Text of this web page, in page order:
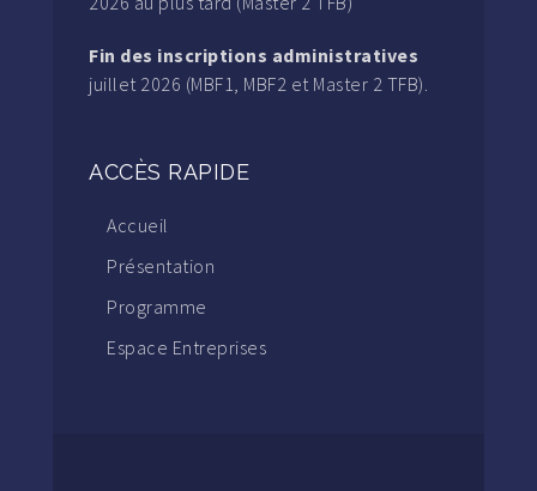
Fin des inscriptions administratives
juillet 2026 (MBF1, MBF2 et Master 2 TFB).
ACCÈS RAPIDE
Accueil
Présentation
Programme
Espace Entreprises